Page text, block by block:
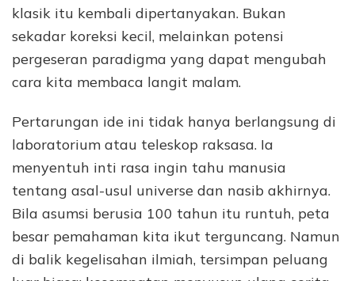
klasik itu kembali dipertanyakan. Bukan
sekadar koreksi kecil, melainkan potensi
pergeseran paradigma yang dapat mengubah
cara kita membaca langit malam.
Pertarungan ide ini tidak hanya berlangsung di
laboratorium atau teleskop raksasa. Ia
menyentuh inti rasa ingin tahu manusia
tentang asal-usul universe dan nasib akhirnya.
Bila asumsi berusia 100 tahun itu runtuh, peta
besar pemahaman kita ikut terguncang. Namun
di balik kegelisahan ilmiah, tersimpan peluang